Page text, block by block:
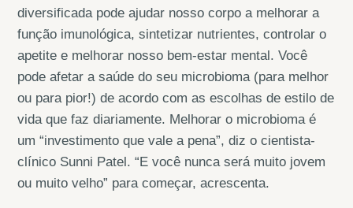
diversificada pode ajudar nosso corpo a melhorar a
função imunológica, sintetizar nutrientes, controlar o
apetite e melhorar nosso bem-estar mental. Você
pode afetar a saúde do seu microbioma (para melhor
ou para pior!) de acordo com as escolhas de estilo de
vida que faz diariamente. Melhorar o microbioma é
um “investimento que vale a pena”, diz o cientista-
clínico Sunni Patel. “E você nunca será muito jovem
ou muito velho” para começar, acrescenta.